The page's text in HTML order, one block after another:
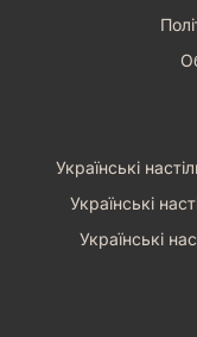
Українські
Українські
Українські